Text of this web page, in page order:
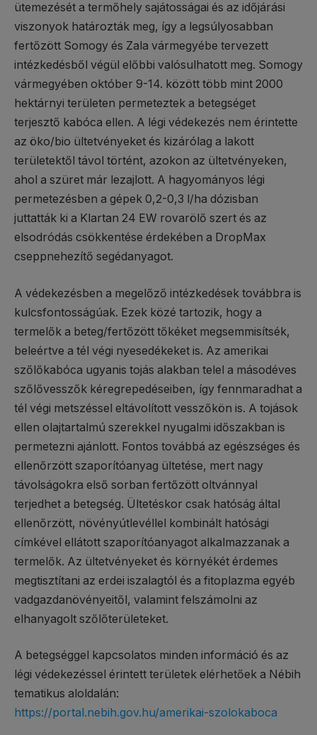
ütemezését a termőhely sajátosságai és az időjárási
viszonyok határozták meg, így a legsúlyosabban
fertőzött Somogy és Zala vármegyébe tervezett
intézkedésből végül előbbi valósulhatott meg. Somogy
vármegyében október 9-14. között több mint 2000
hektárnyi területen permeteztek a betegséget
terjesztő kabóca ellen. A légi védekezés nem érintette
az öko/bio ültetvényeket és kizárólag a lakott
területektől távol történt, azokon az ültetvényeken,
ahol a szüret már lezajlott. A hagyományos légi
permetezésben a gépek 0,2-0,3 l/ha dózisban
juttatták ki a Klartan 24 EW rovarölő szert és az
elsodródás csökkentése érdekében a DropMax
cseppnehezítő segédanyagot.
A védekezésben a megelőző intézkedések továbbra is
kulcsfontosságúak. Ezek közé tartozik, hogy a
termelők a beteg/fertőzött tőkéket megsemmisítsék,
beleértve a tél végi nyesedékeket is. Az amerikai
szőlőkabóca ugyanis tojás alakban telel a másodéves
szőlővesszők kéregrepedéseiben, így fennmaradhat a
tél végi metszéssel eltávolított vesszőkön is. A tojások
ellen olajtartalmú szerekkel nyugalmi időszakban is
permetezni ajánlott. Fontos továbbá az egészséges és
ellenőrzött szaporítóanyag ültetése, mert nagy
távolságokra első sorban fertőzött oltvánnyal
terjedhet a betegség. Ültetéskor csak hatóság által
ellenőrzött, növényútlevéllel kombinált hatósági
címkével ellátott szaporítóanyagot alkalmazzanak a
termelők. Az ültetvényeket és környékét érdemes
megtisztítani az erdei iszalagtól és a fitoplazma egyéb
vadgazdanövényeitől, valamint felszámolni az
elhanyagolt szőlőterületeket.
A betegséggel kapcsolatos minden információ és az
légi védekezéssel érintett területek elérhetőek a Nébih
tematikus aloldalán:
https://portal.nebih.gov.hu/amerikai-szolokaboca